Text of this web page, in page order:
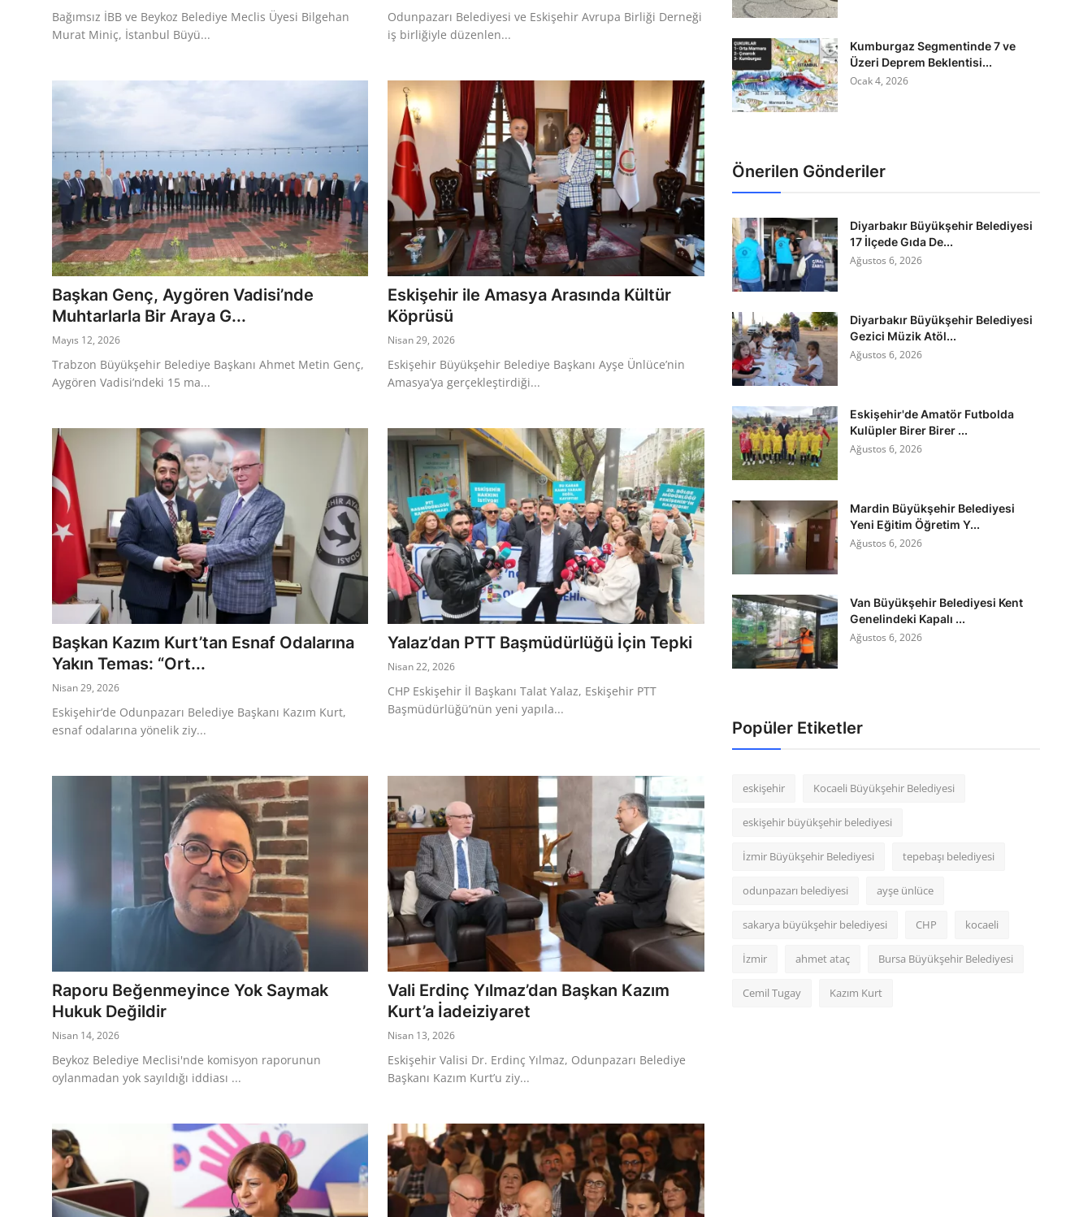
Bağımsız İBB ve Beykoz Belediye Meclis Üyesi Bilgehan
Murat Miniç, İstanbul Büyü...
Odunpazarı Belediyesi ve Eskişehir Avrupa Birliği Derneği
iş birliğiyle düzenlen...
Başkan Genç, Aygören Vadisi’nde
Muhtarlarla Bir Araya G...
Mayıs 12, 2026
Trabzon Büyükşehir Belediye Başkanı Ahmet Metin Genç,
Aygören Vadisi’ndeki 15 ma...
Eskişehir ile Amasya Arasında Kültür
Köprüsü
Nisan 29, 2026
Eskişehir Büyükşehir Belediye Başkanı Ayşe Ünlüce’nin
Amasya’ya gerçekleştirdiği...
Başkan Kazım Kurt’tan Esnaf Odalarına
Yakın Temas: “Ort...
Nisan 29, 2026
Eskişehir’de Odunpazarı Belediye Başkanı Kazım Kurt,
esnaf odalarına yönelik ziy...
Yalaz’dan PTT Başmüdürlüğü İçin Tepki
Nisan 22, 2026
CHP Eskişehir İl Başkanı Talat Yalaz, Eskişehir PTT
Başmüdürlüğü’nün yeni yapıla...
Raporu Beğenmeyince Yok Saymak
Hukuk Değildir
Nisan 14, 2026
Beykoz Belediye Meclisi'nde komisyon raporunun
oylanmadan yok sayıldığı iddiası ...
Vali Erdinç Yılmaz’dan Başkan Kazım
Kurt’a İadeiziyaret
Nisan 13, 2026
Eskişehir Valisi Dr. Erdinç Yılmaz, Odunpazarı Belediye
Başkanı Kazım Kurt’u ziy...
Kumburgaz Segmentinde 7 ve
Üzeri Deprem Beklentisi...
Ocak 4, 2026
Önerilen Gönderiler
Diyarbakır Büyükşehir Belediyesi
17 İlçede Gıda De...
Ağustos 6, 2026
Diyarbakır Büyükşehir Belediyesi
Gezici Müzik Atöl...
Ağustos 6, 2026
Eskişehir'de Amatör Futbolda
Kulüpler Birer Birer ...
Ağustos 6, 2026
Mardin Büyükşehir Belediyesi
Yeni Eğitim Öğretim Y...
Ağustos 6, 2026
Van Büyükşehir Belediyesi Kent
Genelindeki Kapalı ...
Ağustos 6, 2026
Popüler Etiketler
eskişehir Kocaeli Büyükşehir Belediyesi
eskişehir büyükşehir belediyesi
İzmir Büyükşehir Belediyesi tepebaşı belediyesi
odunpazarı belediyesi ayşe ünlüce
sakarya büyükşehir belediyesi CHP kocaeli
İzmir ahmet ataç Bursa Büyükşehir Belediyesi
Cemil Tugay Kazım Kurt